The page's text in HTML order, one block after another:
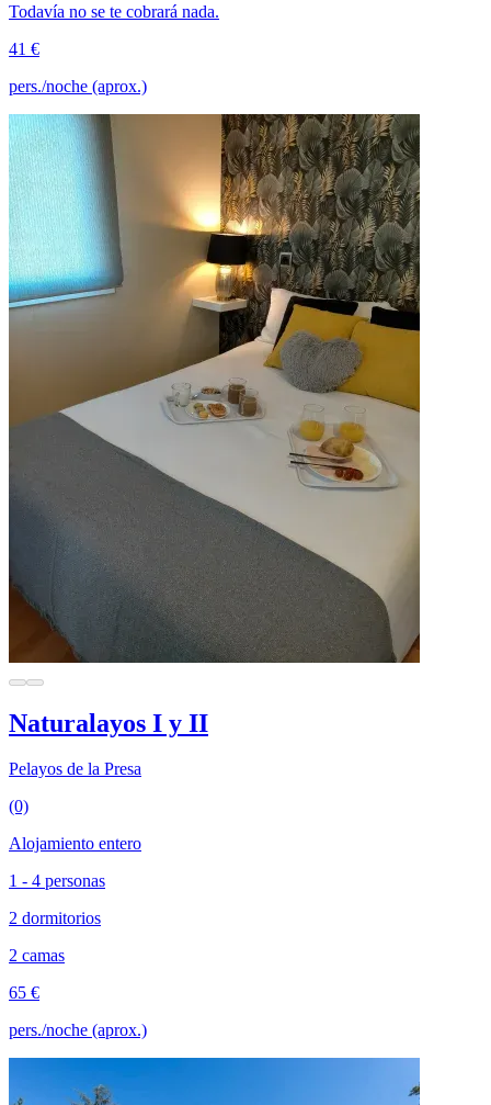
Todavía no se te cobrará nada.
41 €
pers./noche (aprox.)
Naturalayos I y II
Pelayos de la Presa
(0)
Alojamiento entero
1 - 4 personas
2 dormitorios
2 camas
65 €
pers./noche (aprox.)